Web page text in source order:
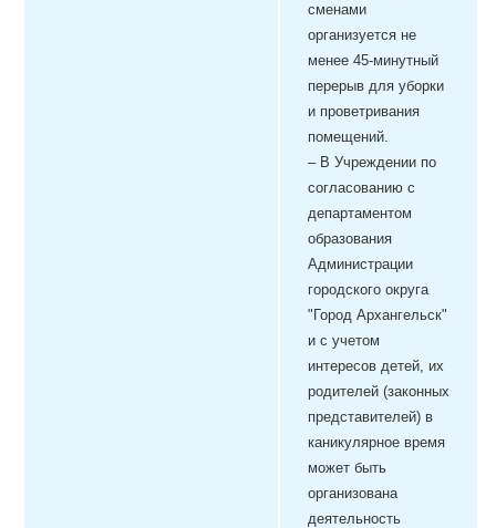
сменами
организуется не
менее 45-минутный
перерыв для уборки
и проветривания
помещений.
–В Учреждении по
согласованию с
департаментом
образования
Администрации
городского округа
"Город Архангельск"
и с учетом
интересов детей, их
родителей (законных
представителей) в
каникулярное время
может быть
организована
деятельность